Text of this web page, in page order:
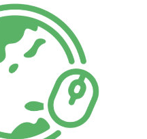
利會外，大多數被移用水的
水公司給予的補償費目前為
用戶的價格與一般民生用水
用農業用水補償計算公式，
每度成本價至少要八元，亦